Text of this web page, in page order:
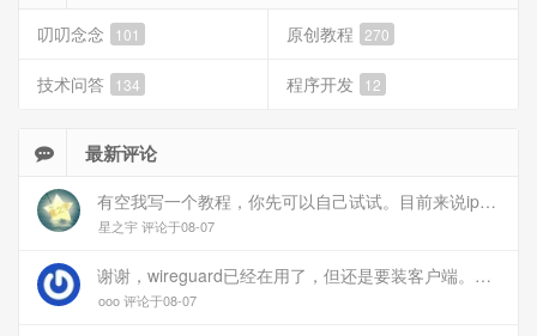
叨叨念念 101 原创教程 270
技术问答 134 程序开发 12
最新评论
有空我写一个教程，你先可以自己试试。目前来说ipv6应该没问题的。
星之宇 评论于08-07
谢谢，wireguard已经在用了，但还是要装客户端。您这个方案连客户端都免了
ooo 评论于08-07